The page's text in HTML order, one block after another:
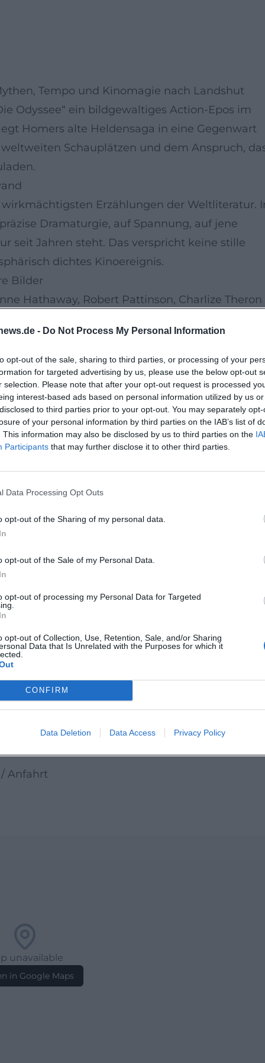
- Do Not Process My Personal Information
opt-out of the sale, sharing to third parties, or processing of your
for targeted advertising by us, please use the below opt-out
selection. Please note that after your opt-out request is processed
interest-based ads based on personal information utilized by us
to third parties prior to your opt-out. You may separately
of your personal information by third parties on the IAB’s list of
This information may also be disclosed by us to third parties on the
Participants that may further disclose it to other third parties.
Data Processing Opt Outs
opt-out of the Sharing of my personal data.
opt-out of the Sale of my Personal Data.
opt-out of processing my Personal Data for Targeted
opt-out of Collection, Use, Retention, Sale, and/or Sharing
Data that Is Unrelated with the Purposes for which it
CONFIRM
Data Deletion Data Access Privacy Policy
Tempo und Kinomagie nach Landshut
Odyssee“ ein bildgewaltiges Action-Epos im
Homers alte Heldensaga in eine Gegenwart
Schauplätzen und dem Anspruch,
Erzählungen der Weltliteratur.
Dramaturgie, auf Spannung, auf jene
seit Jahren steht. Das verspricht keine stille
dichtes Kinoereignis.
Bilder
Hathaway, Robert Pattinson, Charlize Theron
Ensemble, das schon auf dem Papier enorme
Spiel der Kontraste: Heldentum und Zweifel,
Genau daraus schöpft grosse
die Atmosphäre
Rahmen für dieses Bühnenerlebnis im
und die kollektive Publikumsreaktion
Gerade bei einem Werk, das auf
setzt, gewinnt der Kinosaal an
verdient
Wer grosse Filmkunst, epische Erzählung
sucht, findet hier einen der markantesten
schafft zudem Raum für ein
Kinoerlebnis zwischen Mythos, Spektakel und
auf der grossen Leinwand erleben will,
vormerken und frühzeitig Tickets sichern.
Anfahrt
unavailable
in Google Maps